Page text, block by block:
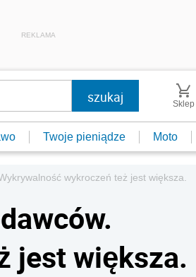
REKLAMA
Sklep
Twoje pieniądze Moto
wykroczeń też jest większa.
jest większa.